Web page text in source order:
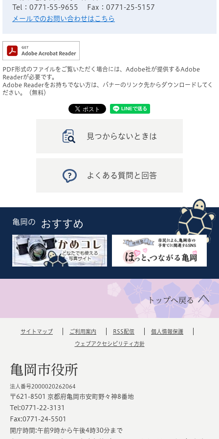
Tel：0771-55-9655
Fax：0771-25-5157
メールでのお問い合わせはこちら
PDF形式のファイルをご覧いただく場合には、Adobe社が提供するAdobe
Readerが必要です。
Adobe Readerをお持ちでない方は、バナーのリンク先からダウンロードしてく
ださい。（無料）
見つからないときは
よくある質問と回答
亀岡の おすすめ
トップへ戻る
サイトマップ ご利用案内 RSS配信 個人情報保護
ウェブアクセシビリティ方針
亀岡市役所
法人番号2000020262064
〒621-8501 京都府亀岡市安町野々神8番地
Tel:0771-22-3131
Fax:0771-24-5501
開庁時間:午前9時から午後4時30分まで